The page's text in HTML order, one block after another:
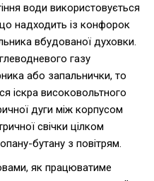
води використовується
що надходить із конфорок
вбудованої духовки.
газу
або запальнички, то
іскра високовольтного
дуги між корпусом
свічки цілком
бутану з повітрям.
як працюватиме